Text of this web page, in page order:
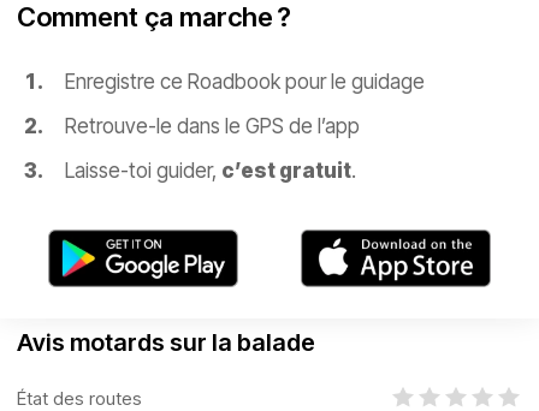
Comment ça marche ?
Enregistre ce Roadbook pour le guidage
Retrouve-le dans le GPS de l’app
Laisse-toi guider, c’est gratuit.
Avis motards sur la balade
État des routes